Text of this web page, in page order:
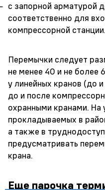
с запорной арматурой
соответственно для
компрессорной станции.
Перемычки следует
не менее 40 и не более
у линейных кранов (до
до и после
охранными кранами. На
прокладываемых в
а также в
предусматривать
крана.
Еще парочка